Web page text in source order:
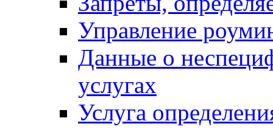
Управление
Данные о
услугах
Услуга